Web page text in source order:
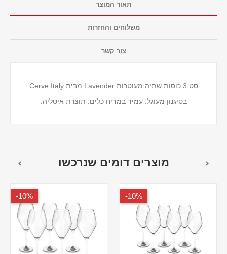
תאור המוצר
משלוחים והחזרות
צור קשר
סט 3 כוסות שתיה מעוטרות Lavender מבית Cerve Italy
בסיגנון מעוגל. עמיד במדיח כלים. תוצרת איטליה.
מוצרים דומים שנרכשו
10%-
10%-